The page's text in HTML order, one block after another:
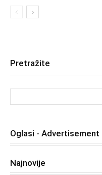
Pretražite
Oglasi - Advertisement
Najnovije